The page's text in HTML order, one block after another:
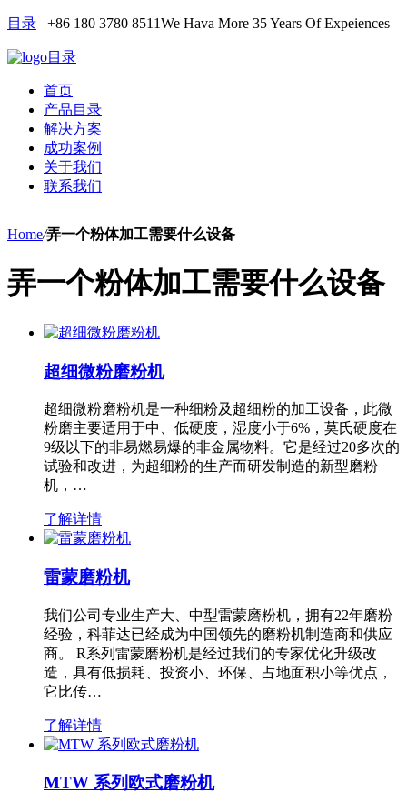
目录 +86 180 3780 8511We Hava More 35 Years Of Expeiences
目录
首页
产品目录
解决方案
成功案例
关于我们
联系我们
Home/弄一个粉体加工需要什么设备
弄一个粉体加工需要什么设备
超细微粉磨粉机
超细微粉磨粉机是一种细粉及超细粉的加工设备，此微
粉磨主要适用于中、低硬度，湿度小于6%，莫氏硬度在
9级以下的非易燃易爆的非金属物料。它是经过20多次的
试验和改进，为超细粉的生产而研发制造的新型磨粉
机，…
了解详情
雷蒙磨粉机
我们公司专业生产大、中型雷蒙磨粉机，拥有22年磨粉
经验，科菲达已经成为中国领先的磨粉机制造商和供应
商。 R系列雷蒙磨粉机是经过我们的专家优化升级改
造，具有低损耗、投资小、环保、占地面积小等优点，
它比传…
了解详情
MTW 系列欧式磨粉机